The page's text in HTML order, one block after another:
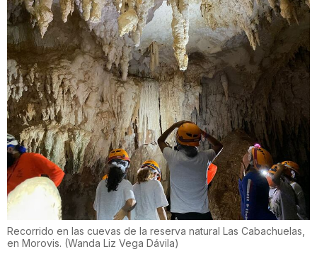
Recorrido en las cuevas de la reserva natural Las Cabachuelas,
en Morovis. (Wanda Liz Vega Dávila)